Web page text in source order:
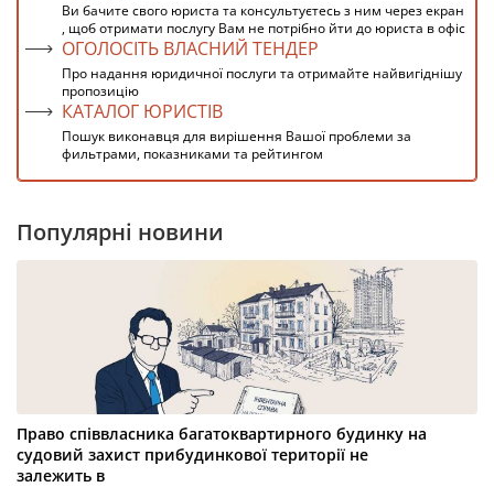
Ви бачите свого юриста та консультуєтесь з ним через екран
, щоб отримати послугу Вам не потрібно йти до юриста в офіс
ОГОЛОСІТЬ ВЛАСНИЙ ТЕНДЕР
Про надання юридичної послуги та отримайте найвигіднішу
пропозицію
КАТАЛОГ ЮРИСТІВ
Пошук виконавця для вирішення Вашої проблеми за
фильтрами, показниками та рейтингом
Популярні новини
Право співвласника багатоквартирного будинку на
судовий захист прибудинкової території не
залежить в